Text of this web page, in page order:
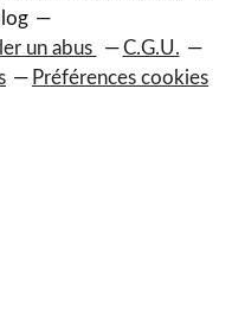
un abus
C.G.U.
Préférences cookies